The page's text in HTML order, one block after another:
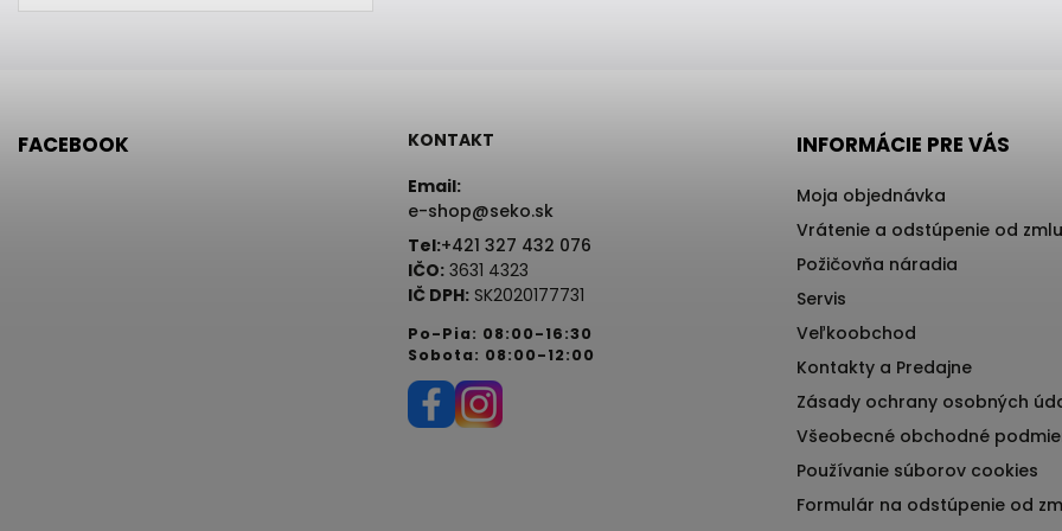
FACEBOOK
KONTAKT
Email:
e-shop@seko.sk
Tel:+421 327 432 076
IČO:3631 4323
IČ DPH:SK2020177731
Po-Pia: 08:00-16:30
Sobota: 08:00-12:00
INFORMÁCIE PRE VÁS
Moja objednávka
Vrátenie a odstúpenie od
Požičovňa náradia
Servis
Veľkoobchod
Kontakty a Predajne
Zásady ochrany osobných
Všeobecné obchodné
Používanie súborov cookies
Formulár na odstúpenie od